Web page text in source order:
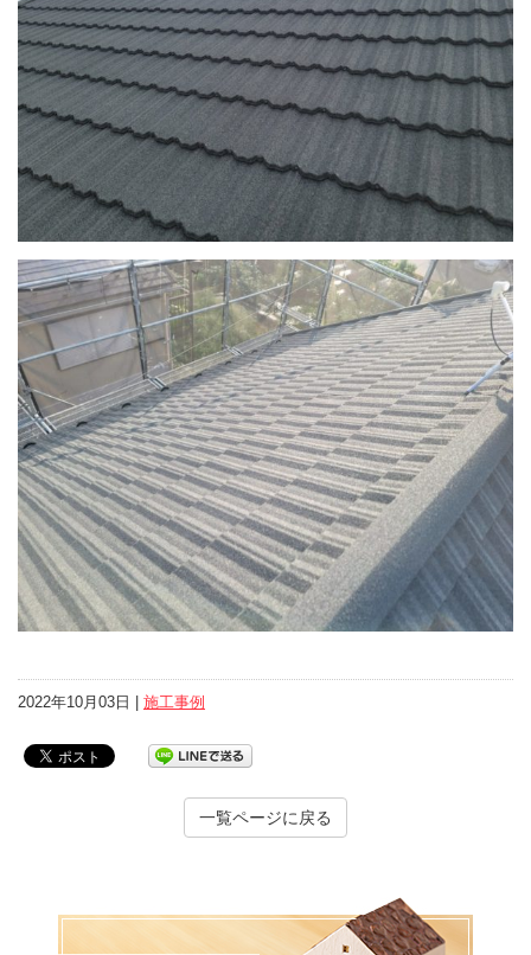
2022年10月03日 | 施工事例
一覧ページに戻る